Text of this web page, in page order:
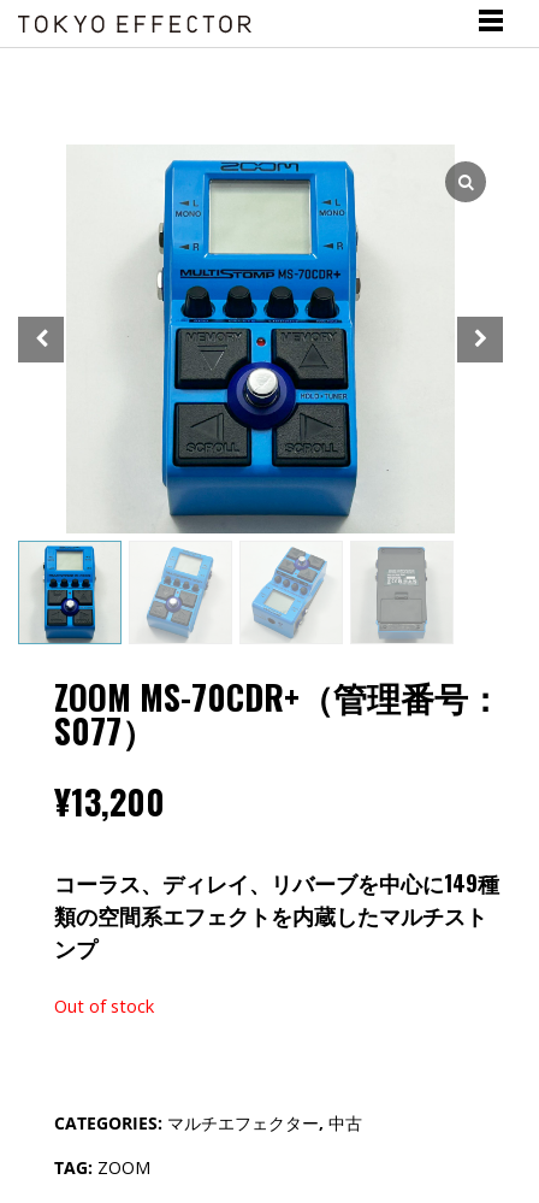
ZOOM MS-70CDR+（管理番号：
S077）
¥13,200
コーラス、ディレイ、リバーブを中心に149種
類の空間系エフェクトを内蔵したマルチスト
ンプ
Out of stock
CATEGORIES: マルチエフェクター, 中古
TAG: ZOOM